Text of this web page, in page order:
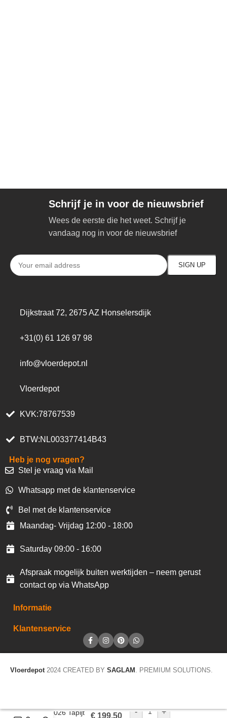
Schrijf je in voor de nieuwsbrief
Wees de eerste die het weet. Schrijf je
vandaag nog in voor de nieuwsbrief
Dijkstraat 72, 2675 AZ Honselersdijk
+31(0) 61 126 97 98
info@vloerdepot.nl
Vloerdepot
KVK:78767539
BTW:NL003377414B43
Heb je nog vragen?
Stel je vraag via Mail
Whatsapp met de klantenservice
Bel met de klantenservice
Maandag- Vrijdag 12:00 - 18:00
Saturday 09:00 - 16:00
Afspraak mogelijk buiten werktijden – neem gerust
contact op via WhatsApp
Informatie
Klantenservice
Vloerdepot 2024 CREATED BY SAGLAM . PREMIUM SOLUTIONS.
Trend 026 Tapijt
€ 199,50 - +